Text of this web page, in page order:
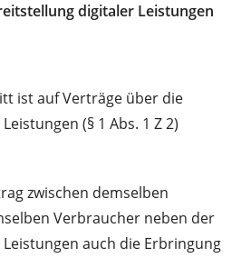
digitaler Leistungen
ist auf Verträge über die
(§ 1 Abs. 1 Z 2)
zwischen demselben
Verbraucher neben der
auch die Erbringung